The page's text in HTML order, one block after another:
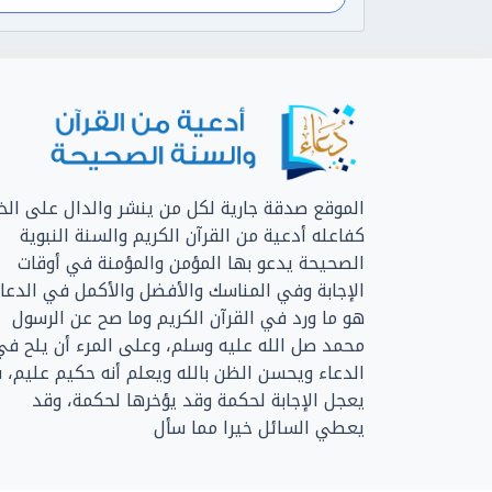
الموقع صدقة جارية لكل من ينشر والدال على
كفاعله أدعية من القرآن الكريم والسنة النبوية
الصحيحة يدعو بها المؤمن والمؤمنة في أوقات
الإجابة وفي المناسك والأفضل والأكمل في
هو ما ورد في القرآن الكريم وما صح عن الرسول
محمد صل الله عليه وسلم، وعلى المرء أن يلح
الدعاء ويحسن الظن بالله ويعلم أنه حكيم
يعجل الإجابة لحكمة وقد يؤخرها لحكمة، وقد
يعطي السائل خيرا مما سأل